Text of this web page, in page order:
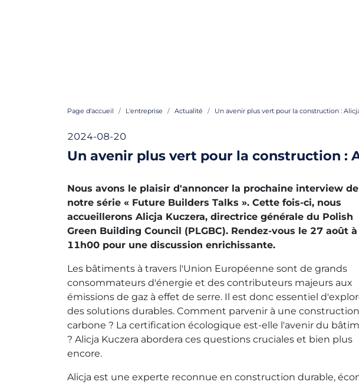
Page d'accueil L'entreprise Actualité Un avenir plus vert pour la construction :
2024-08-20
Un avenir plus vert pour la construction :
Nous avons le plaisir d'annoncer la prochaine interview de
notre série « Future Builders Talks ». Cette fois-ci, nous
accueillerons Alicja Kuczera, directrice générale du Polish
Green Building Council (PLGBC). Rendez-vous le 27 août à
11h00 pour une discussion enrichissante.
Les bâtiments à travers l'Union Européenne sont de grands
consommateurs d'énergie et des contributeurs majeurs aux
émissions de gaz à effet de serre. Il est donc essentiel
des solutions durables. Comment parvenir à une
carbone ? La certification écologique est-elle l'avenir du
? Alicja Kuczera abordera ces questions cruciales et bien plus
encore.
Alicja est une experte reconnue en construction durable,